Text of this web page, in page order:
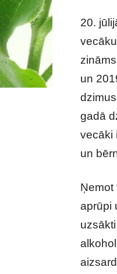
20.
un
gadā
vecāki
un
Ņemot
aprūpi